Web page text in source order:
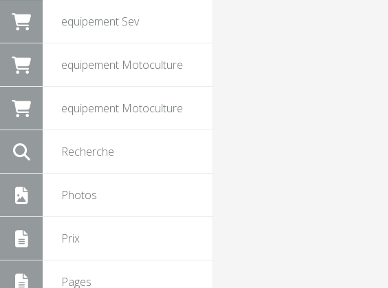
equipement Sev
equipement Motoculture
equipement Motoculture
Recherche
Photos
Prix
Pages